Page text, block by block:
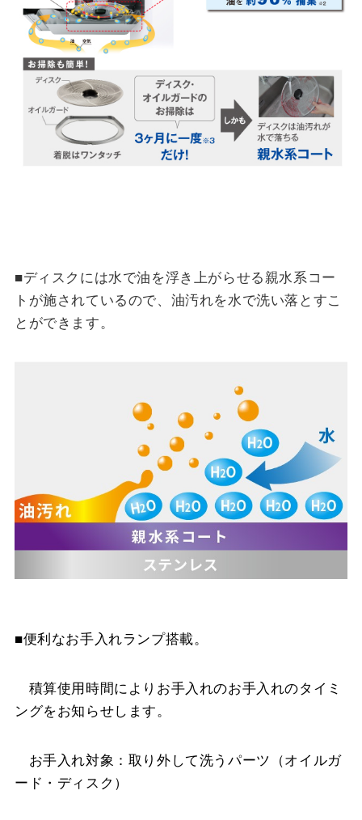
■ディスクには水で油を浮き上がらせる親水系コー
トが施されているので、油汚れを水で洗い落とすこ
とができます。
■便利なお手入れランプ搭載。
積算使用時間によりお手入れのお手入れのタイミ
ングをお知らせします。
お手入れ対象：取り外して洗うパーツ（オイルガ
ード・ディスク）